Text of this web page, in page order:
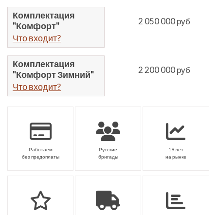
Комплектация
"Комфорт"
Что входит?
2 050 000 руб
Комплектация
"Комфорт Зимний"
Что входит?
2 200 000 руб
Работаем
без предоплаты
Русские
бригады
19 лет
на рынке